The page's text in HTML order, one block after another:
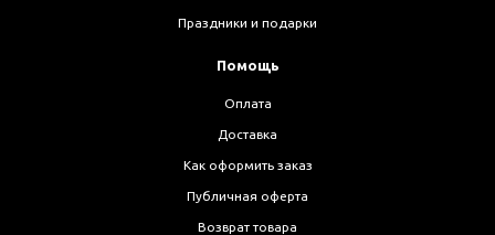
Праздники и подарки
Помощь
Оплата
Доставка
Как оформить заказ
Публичная оферта
Возврат товара